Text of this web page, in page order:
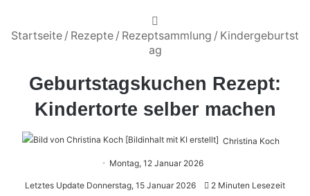
Startseite / Rezepte / Rezeptsammlung / Kindergeburtst
ag
Geburtstagskuchen Rezept:
Kindertorte selber machen
Christina Koch
Montag, 12 Januar 2026
Letztes Update Donnerstag, 15 Januar 2026 2 Minuten Lesezeit